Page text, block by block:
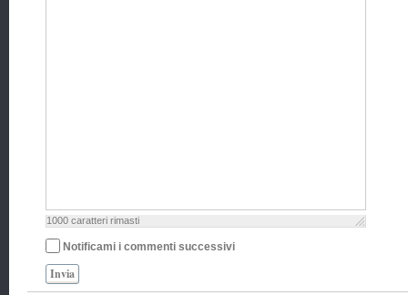
1000 caratteri rimasti
Notificami i commenti successivi
Invia